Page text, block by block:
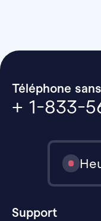
Téléphone
+ 1-833-
Support